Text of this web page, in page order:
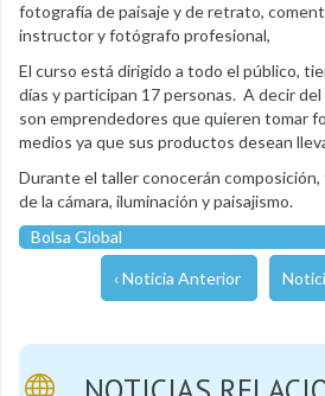
fotografía de paisaje y de retrato,
instructor y fotógrafo profesional,
El curso está dirigido a todo el público,
días y participan 17 personas. A decir
son emprendedores que quieren tomar
medios ya que sus productos desean
Durante el taller conocerán
de la cámara, iluminación y paisajismo.
Bolsa Global
‹ Noticia Anterior